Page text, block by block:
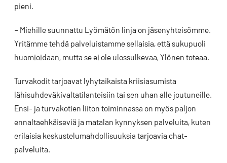
pieni.
– Miehille suunnattu Lyömätön linja on jäsenyhteisömme.
Yritämme tehdä palveluistamme sellaisia, että sukupuoli
huomioidaan, mutta se ei ole ulossulkevaa, Ylönen toteaa.
Turvakodit tarjoavat lyhytaikaista kriisiasumista
lähisuhdeväkivaltatilanteisiin tai sen uhan alle joutuneille.
Ensi- ja turvakotien liiton toiminnassa on myös paljon
ennaltaehkäiseviä ja matalan kynnyksen palveluita, kuten
erilaisia keskustelumahdollisuuksia tarjoavia chat-
palveluita.